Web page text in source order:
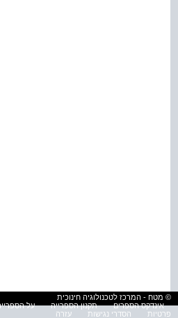
© מטח - המרכז לטכנולוגיה חינוכית
אינדקס הספרים
תקנון הספרייה על
פרטיות
הסדרי נגישות עזרה